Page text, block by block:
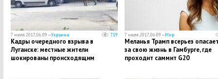
7 июля 2017, 06:09 —Украина 719
Кадры очередного взрыва в
Луганске: местные жители
шокированы происходящим
7 июля 2017, 06:09 —Мир
Меланья Трамп всерьез
за свою жизнь в Гамбурге, где
проходит саммит G20